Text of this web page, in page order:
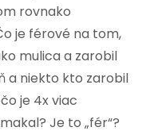
rovnako
je férové na tom,
mulica a zarobil
a niekto kto zarobil
je 4x viac
Je to „fér“?